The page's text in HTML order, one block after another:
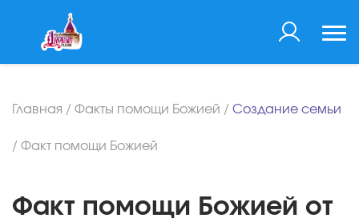
Главная / Факты помощи Божией / Создание семьи
/ Факт помощи Божией
Факт помощи Божией от